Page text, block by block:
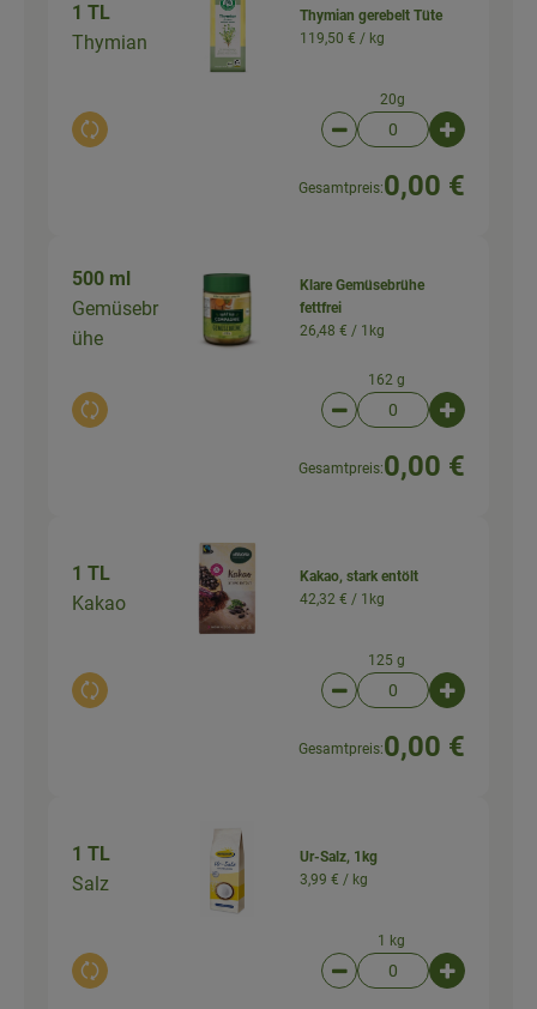
1 TL
Thymian
Auswahl ändern
Thymian gerebelt Tüte
119,50 € / kg
20g
Artikelanzahl
Gesamtpreis:0,00 €
500 ml
Gemüsebr
ühe
Auswahl ändern
Klare Gemüsebrühe
fettfrei
26,48 € / 1kg
162 g
Artikelanzahl
Gesamtpreis:0,00 €
1 TL
Kakao
Auswahl ändern
Kakao, stark entölt
42,32 € / 1kg
125 g
Artikelanzahl
Gesamtpreis:0,00 €
1 TL
Salz
Auswahl ändern
Ur-Salz, 1kg
3,99 € / kg
1 kg
Artikelanzahl